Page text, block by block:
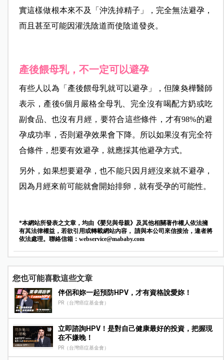
實這樣做根本來不及「沖洗掉精子」，完全無法避孕，
而且甚至可能因灌洗陰道而使陰道發炎。
產後餵母乳，不一定可以避孕
有些人以為「產後餵母乳就可以避孕」，但陳奐樺醫師
表示，產後6個月嚴格全母乳、完全沒有喝配方奶或吃
副食品、也沒有月經，要符合這些條件，才有98%的避
孕成功率，否則避孕效果會下降。所以如果沒有完全符
合條件，想要有效避孕，就應採其他避孕方式。
另外，如果想要避孕，也不能只因月經沒來就不避孕，
因為月經來前可能就會開始排卵，就有受孕的可能性。
*本網站所發表之文章，均由《嬰兒與母親》及其他相關著作權人依法擁
有其法律權益，若欲引用或轉載網站內容， 請與本公司來信接洽，違者將
依法處理。聯絡信箱： webservice@mababy.com
您也可能喜歡這些文章
伴侶和妳一起預防HPV，才有資格說愛妳！
PR（台灣癌症基金會）
立即諮詢HPV！是對自己健康最好的投資，把握現
在不嫌晚！
PR（台灣癌症基金會）